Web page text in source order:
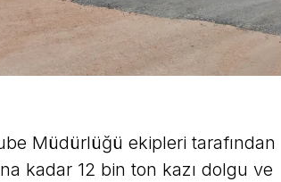
Müdürlüğü ekipleri tarafından
kadar 12 bin ton kazı dolgu ve